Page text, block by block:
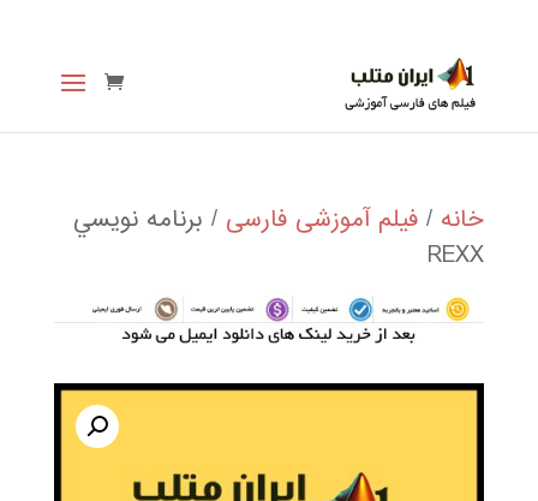
خانه / فیلم آموزشی فارسی / برنامه نويسي
REXX